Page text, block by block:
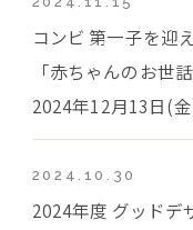
コンビ 第一子を迎
「赤ちゃんのお世
2024年12月13日(
2024.10.30
2024年度 グッド